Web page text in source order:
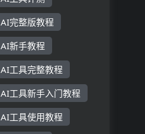
AI完整版教程
AI新手教程
AI工具完整教程
AI工具新手入门教程
AI工具使用教程